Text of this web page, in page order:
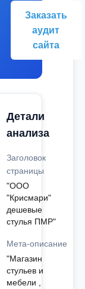
Заказать
аудит
сайта
Детали
анализа
Заголовок
страницы
"ООО
"Крисмари"
дешевые
стулья ПМР"
Мета-описание
"Магазин
стульев и
мебели ,